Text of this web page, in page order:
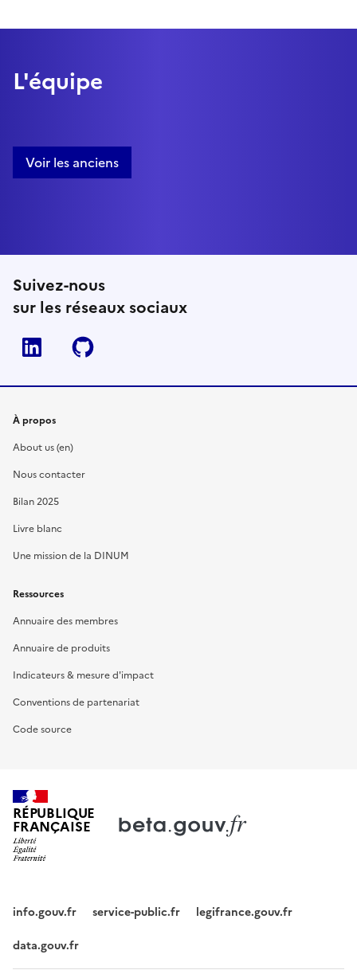
L'équipe
Voir les anciens
Suivez-nous
sur les réseaux sociaux
Linkedin
À propos
About us (en)
Nous contacter
Bilan 2025
Livre blanc
Une mission de la DINUM
Ressources
Annuaire des membres
Annuaire de produits
Indicateurs & mesure d'impact
Conventions de partenariat
Code source
RÉPUBLIQUE
FRANÇAISE
info.gouv.fr service-public.fr
legifrance.gouv.fr
data.gouv.fr